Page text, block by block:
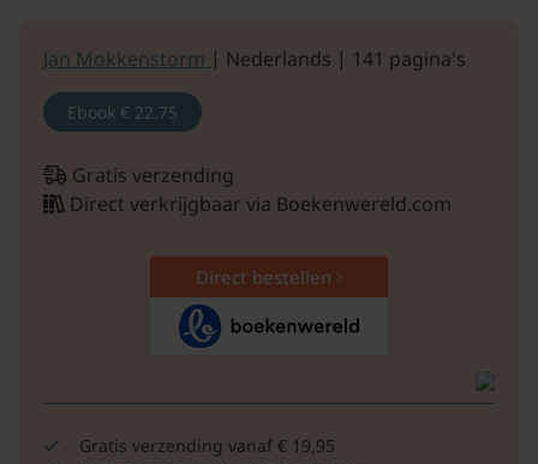
Jan Mokkenstorm | Nederlands | 141 pagina's
Ebook € 22.75
Gratis verzending
Direct verkrijgbaar via Boekenwereld.com
Direct bestellen
Gratis verzending vanaf € 19,95